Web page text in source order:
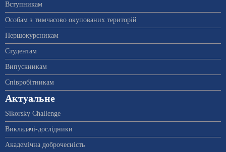
Вступникам
Особам з тимчасово окупованих територій
Першокурсникам
Студентам
Випускникам
Співробітникам
Актуальне
Sikorsky Challenge
Викладачі-дослідники
Академічна доброчесність